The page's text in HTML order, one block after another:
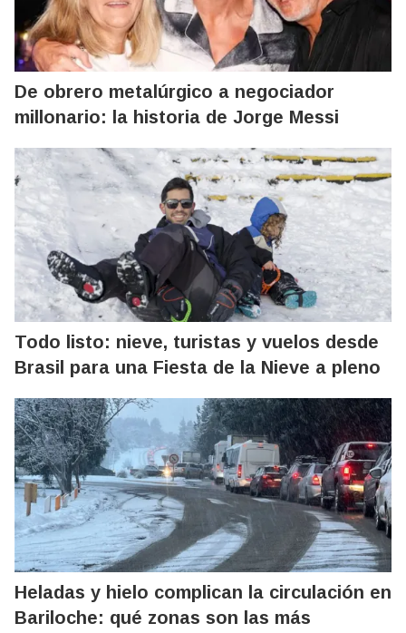
De obrero metalúrgico a negociador
millonario: la historia de Jorge Messi
Todo listo: nieve, turistas y vuelos desde
Brasil para una Fiesta de la Nieve a pleno
Heladas y hielo complican la circulación en
Bariloche: qué zonas son las más